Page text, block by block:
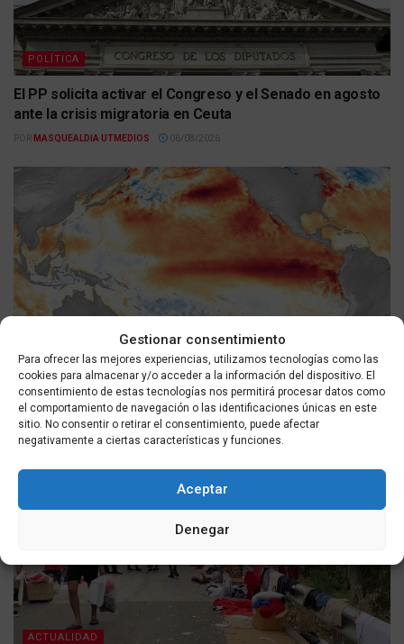
Gestionar consentimiento
Para ofrecer las mejores experiencias, utilizamos tecnologías como las
cookies para almacenar y/o acceder a la información del dispositivo. El
consentimiento de estas tecnologías nos permitirá procesar datos como
el comportamiento de navegación o las identificaciones únicas en este
sitio. No consentir o retirar el consentimiento, puede afectar
negativamente a ciertas características y funciones.
Aceptar
Denegar
POLÍTICA
El PP solicita activar el Congreso y el Senado en agosto
ante la crisis migratoria en Ceuta
POR MASQUEALDIA UTMEDIOS 06/08/2026
NOAA incrementa al 81% la probabilidad de un El Niño
muy intenso, pero expertos llaman a la prudencia frente
a pronósticos extremos
POR MASQUEALDIA UTMEDIOS 06/08/2026
ACTUALIDAD